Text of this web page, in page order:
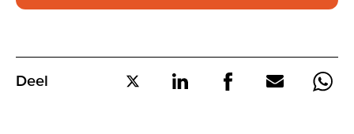
Deel
Deel
Deel
Deel
Deel
Deel